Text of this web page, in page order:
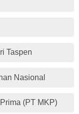
Taspen
Nasional
(PT MKP)